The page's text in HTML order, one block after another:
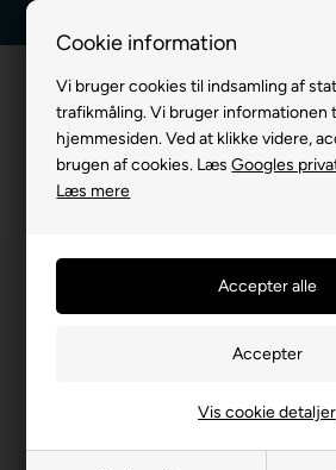
Cookie information
Vi bruger cookies til indsamling af
trafikmåling. Vi bruger informationen
hjemmesiden. Ved at klikke videre,
brugen af cookies. LæsGoogles
Læs mere
Vis cookie detaljer